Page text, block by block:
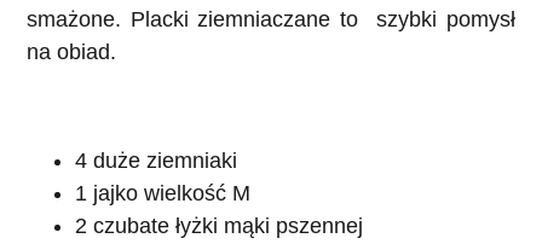
smażone. Placki ziemniaczane to szybki pomysł
na obiad.
4 duże ziemniaki
1 jajko wielkość M
2 czubate łyżki mąki pszennej